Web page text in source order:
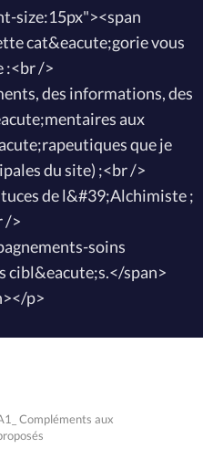
size:15px"><span
cat&eacute;gorie vous
:<br />
des informations, des
aux
que je
du site) ;<br />
de l&#39;Alchimiste ;
/>
soins
cibl&eacute;s.</span>
p>
Compléments aux